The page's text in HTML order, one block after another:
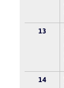
13
14